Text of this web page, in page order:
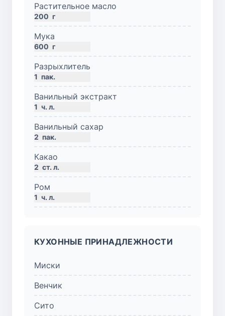
Растительное масло
200 г
Мука
600 г
Разрыхлитель
1 пак.
Ванильный экстракт
1 ч. л.
Ванильный сахар
2 пак.
Какао
2 ст. л.
Ром
1 ч. л.
КУХОННЫЕ ПРИНАДЛЕЖНОСТИ
Миски
Венчик
Сито